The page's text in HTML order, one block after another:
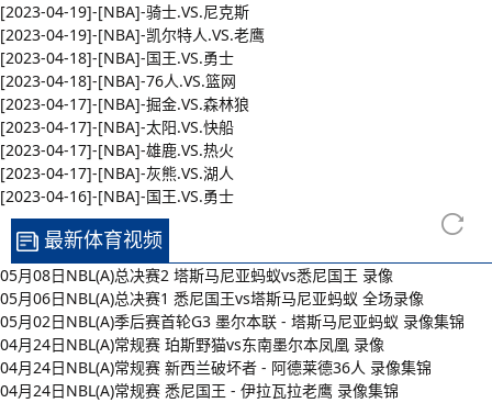
[2023-04-19]-[NBA]-骑士.VS.尼克斯
[2023-04-19]-[NBA]-凯尔特人.VS.老鹰
[2023-04-18]-[NBA]-国王.VS.勇士
[2023-04-18]-[NBA]-76人.VS.篮网
[2023-04-17]-[NBA]-掘金.VS.森林狼
[2023-04-17]-[NBA]-太阳.VS.快船
[2023-04-17]-[NBA]-雄鹿.VS.热火
[2023-04-17]-[NBA]-灰熊.VS.湖人
[2023-04-16]-[NBA]-国王.VS.勇士
最新体育视频
05月08日NBL(A)总决赛2 塔斯马尼亚蚂蚁vs悉尼国王 录像
05月06日NBL(A)总决赛1 悉尼国王vs塔斯马尼亚蚂蚁 全场录像
05月02日NBL(A)季后赛首轮G3 墨尔本联 - 塔斯马尼亚蚂蚁 录像集锦
04月24日NBL(A)常规赛 珀斯野猫vs东南墨尔本凤凰 录像
04月24日NBL(A)常规赛 新西兰破坏者 - 阿德莱德36人 录像集锦
04月24日NBL(A)常规赛 悉尼国王 - 伊拉瓦拉老鹰 录像集锦